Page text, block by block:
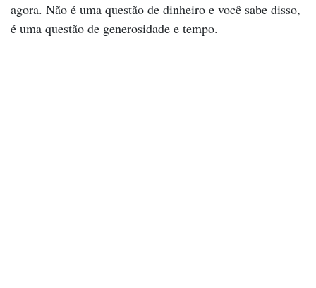
agora. Não é uma questão de dinheiro e você sabe disso,
é uma questão de generosidade e tempo.